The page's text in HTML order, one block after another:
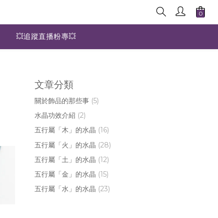
💥追蹤直播粉專💥
文章分類
關於飾品的那些事 (5)
水晶功效介紹 (2)
五行屬「木」的水晶 (16)
五行屬「火」的水晶 (28)
五行屬「土」的水晶 (12)
五行屬「金」的水晶 (15)
五行屬「水」的水晶 (23)